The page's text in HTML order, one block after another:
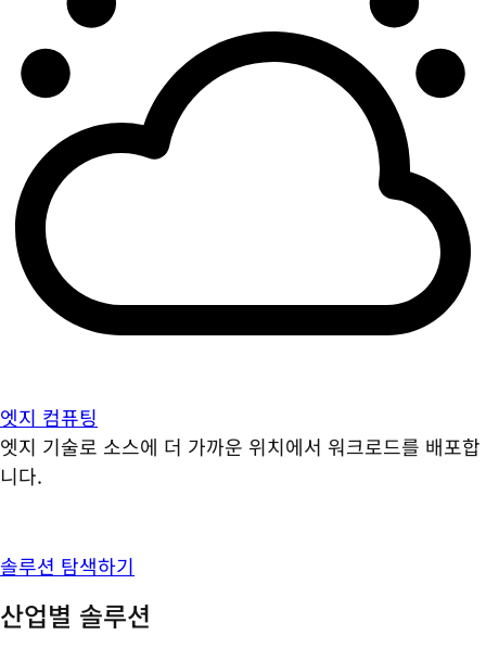
엣지 컴퓨팅
엣지 기술로 소스에 더 가까운 위치에서 워크로드를 배포합
니다.
솔루션 탐색하기
산업별 솔루션